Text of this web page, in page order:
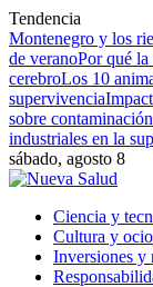
Tendencia
Montenegro y los
de veranoPor qué la
cerebroLos 10
supervivencia
sobre
industriales en la
sábado, agosto 8
Ciencia y
Cultura y ocio
Inversiones y